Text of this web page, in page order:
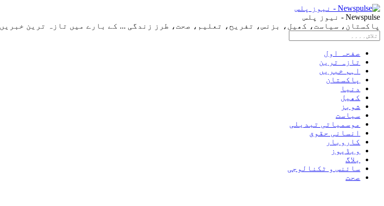
Newspulse - نیوز پلس
پاکستان، سیاست، کھیل، بزنس، تفریح، تعلیم، صحت، طرز زندگی ... کے بارے میں تازہ ترین خبریں
صفحہ اول
تازہ ترین
اہم خبریں
پاکستان
دنیا
کھیل
شوبز
سیاست
موسمیاتی تبدیلی
انسانی حقوق
کاروبار
ویڈیوز
بلاگ
سائنس و ٹکنالوجی
صحت